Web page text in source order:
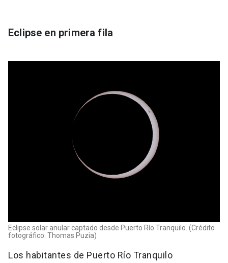
Eclipse en primera fila
Eclipse solar anular captado desde Puerto Río Tranquilo. (Crédito
fotográfico: Thomas Puzia)
Los habitantes de Puerto Río Tranquilo